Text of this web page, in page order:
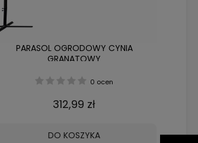
PARASOL OGRODOWY CYNIA
GRANATOWY
0 ocen
312,99 zł
DO KOSZYKA